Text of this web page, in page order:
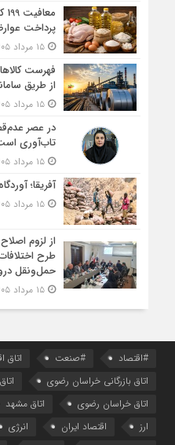
پرداخت عوارض 1.2 درصدی
۱۵ مرداد ۱۴۰۵ - ۱۱:۴۵
فهرست
از طریق
۱۵ مرداد ۱۴۰۵ - ۱۰:۴۵
در عصر
تاب‌آوری
۱۵ مرداد ۱۴۰۵ - ۱۰:۰۵
آفریقا؛
۱۵ مرداد ۱۴۰۵ - ۹:۴۵
از لزوم
طرح
حمل‌ونقل
۱۵ مرداد ۱۴۰۵ - ۹:۳۳
#اقتصاد #صنعت اتاق
اتاق بازرگانی خراسان رضوی
اتاق خراسان رضوی
اتاق مشهد
ارز
اقتصاد ایران انرژی